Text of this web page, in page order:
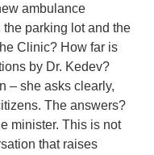
ambulance
parking lot and the
Clinic? How far is
by Dr. Kedev?
– she asks clearly,
The answers?
minister. This is not
that raises